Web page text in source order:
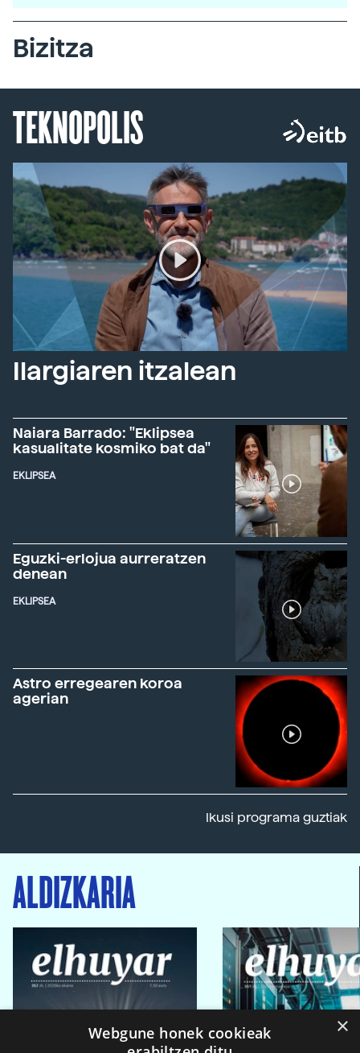
Bizitza
TEKNOPOLIS
Ilargiaren itzalean
Naiara Barrado: "Eklipsea
kasualitate kosmiko bat da"
EKLIPSEA
Eguzki-erlojua aurreratzen
denean
EKLIPSEA
Astro erregearen koroa
agerian
Ikusi programa guztiak
ALDIZKARIA
×
Webgune honek cookieak